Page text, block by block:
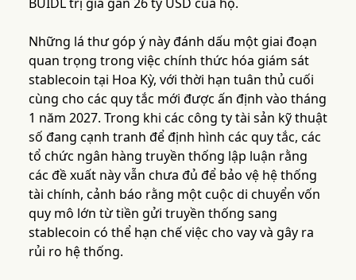
Những lá thư góp ý này đánh dấu một giai đoạn
quan trọng trong việc chính thức hóa giám sát
stablecoin tại Hoa Kỳ, với thời hạn tuân thủ cuối
cùng cho các quy tắc mới được ấn định vào tháng
1 năm 2027. Trong khi các công ty tài sản kỹ thuật
số đang cạnh tranh để định hình các quy tắc, các
tổ chức ngân hàng truyền thống lập luận rằng
các đề xuất này vẫn chưa đủ để bảo vệ hệ thống
tài chính, cảnh báo rằng một cuộc di chuyển vốn
quy mô lớn từ tiền gửi truyền thống sang
stablecoin có thể hạn chế việc cho vay và gây ra
rủi ro hệ thống.